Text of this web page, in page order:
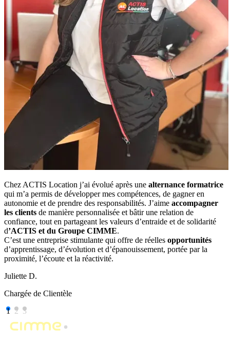
Chez ACTIS Location j’ai évolué après une alternance formatrice
qui m’a permis de développer mes compétences, de gagner en
autonomie et de prendre des responsabilités. J’aime accompagner
les clients de manière personnalisée et bâtir une relation de
confiance, tout en partageant les valeurs d’entraide et de solidarité
d’ACTIS et du Groupe CIMME.
C’est une entreprise stimulante qui offre de réelles opportunités
d’apprentissage, d’évolution et d’épanouissement, portée par la
proximité, l’écoute et la réactivité.
Juliette D.
Chargée de Clientèle
1 2 3